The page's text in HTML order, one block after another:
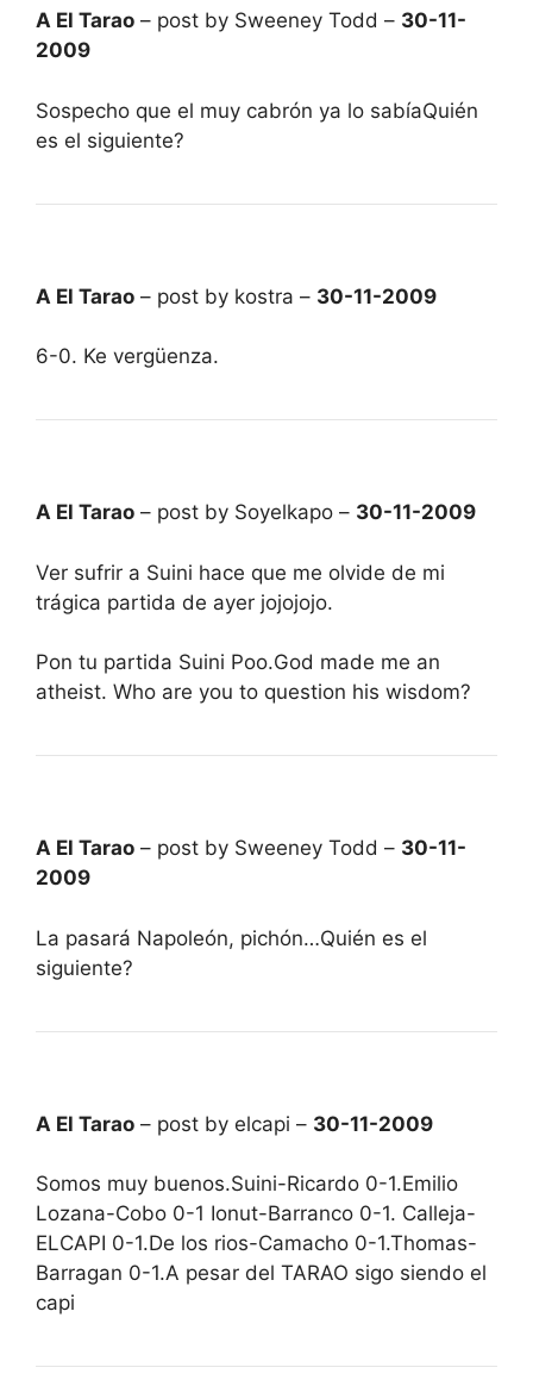
A El Tarao – post by Sweeney Todd – 30-11-
2009
Sospecho que el muy cabrón ya lo sabíaQuién
es el siguiente?
A El Tarao – post by kostra – 30-11-2009
6-0. Ke vergüenza.
A El Tarao – post by Soyelkapo – 30-11-2009
Ver sufrir a Suini hace que me olvide de mi
trágica partida de ayer jojojojo.
Pon tu partida Suini Poo.God made me an
atheist. Who are you to question his wisdom?
A El Tarao – post by Sweeney Todd – 30-11-
2009
La pasará Napoleón, pichón…Quién es el
siguiente?
A El Tarao – post by elcapi – 30-11-2009
Somos muy buenos.Suini-Ricardo 0-1.Emilio
Lozana-Cobo 0-1 Ionut-Barranco 0-1. Calleja-
ELCAPI 0-1.De los rios-Camacho 0-1.Thomas-
Barragan 0-1.A pesar del TARAO sigo siendo el
capi